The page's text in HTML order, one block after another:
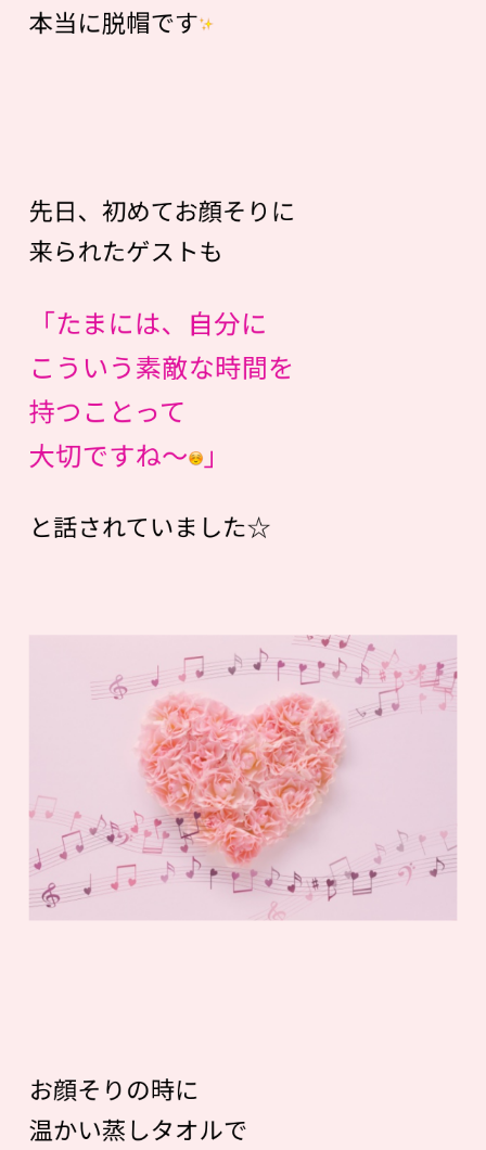
本当に脱帽です
先日、初めてお顔そりに
来られたゲストも
「たまには、自分に
こういう素敵な時間を
持つことって
大切ですね〜
」
と話されていました☆
お顔そりの時に
温かい蒸しタオルで